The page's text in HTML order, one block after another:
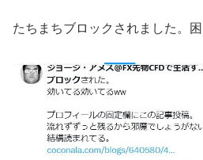
たちまちブロックされました。困